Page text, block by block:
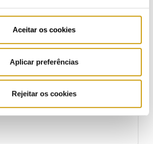
Aceitar os cookies
Aplicar preferências
Rejeitar os cookies
programa ERSEFORMA para 2017
fase piloto da iniciativa Selo de